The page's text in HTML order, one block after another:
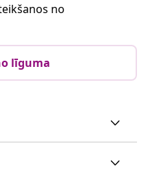
no
līguma